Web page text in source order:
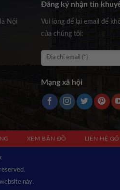
Nội
Đăng ký nhận tin
Vui lòng để lại email để
của chúng tôi:
Mạng xã hội
XEM BẢN ĐỒ LIÊN HỆ
này.